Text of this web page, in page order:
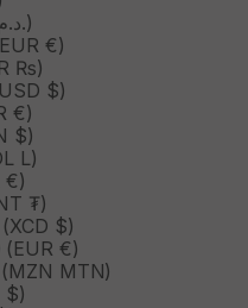
MAROC (MAD د.م.)
€)
₨)
$)
€)
$)
L)
€)
₮)
$)
(EUR €)
MTN)
$)